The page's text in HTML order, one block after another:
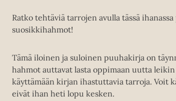
Ratko tehtäviä tarrojen avulla tässä
suosikkihahmot!
Tämä iloinen ja suloinen puuhakirja on
hahmot auttavat lasta oppimaan uutta
käyttämään kirjan ihastuttavia tarroja. Voit
eivät ihan heti lopu kesken.